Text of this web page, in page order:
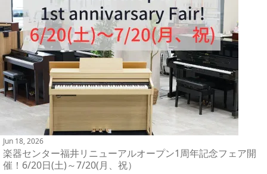
Jun 18, 2026
楽器センター福井リニューアルオープン1周年記念フェア開
催！6/20日(土)～7/20(月、祝）